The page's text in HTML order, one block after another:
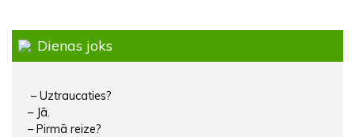
Dienas joks
– Uztraucaties?
– Jā.
– Pirmā reize?